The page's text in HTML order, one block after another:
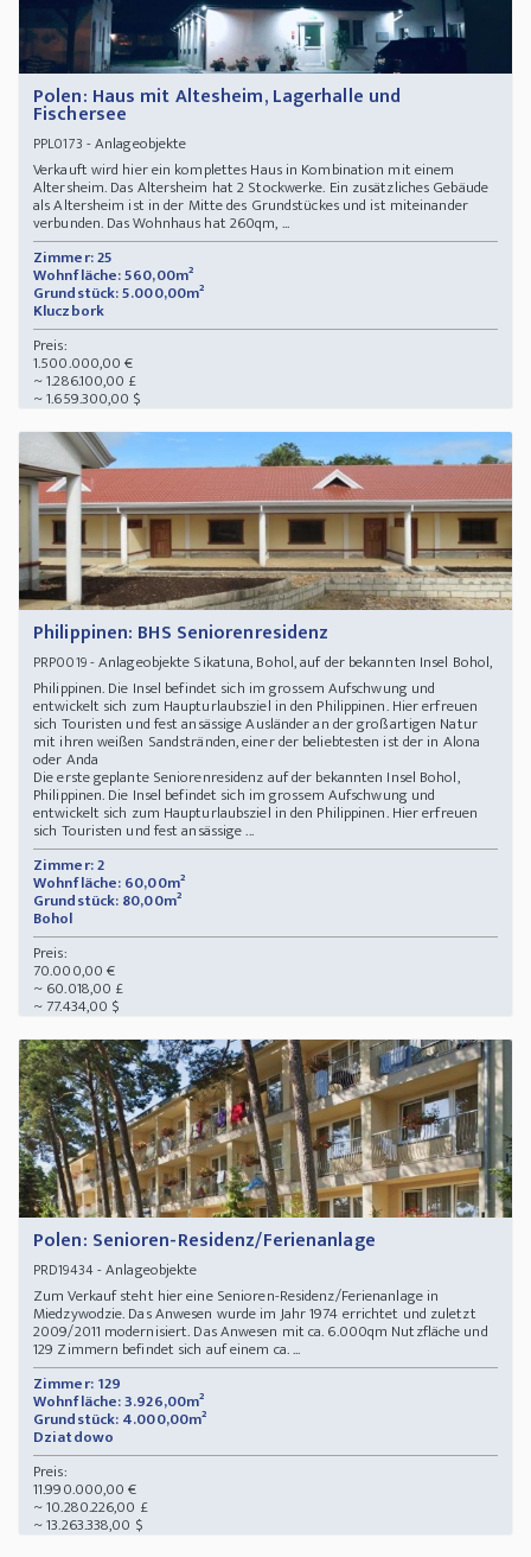
Polen: Haus mit Altesheim, Lagerhalle und
Fischersee
PPL0173 - Anlageobjekte
Verkauft wird hier ein komplettes Haus in Kombination mit einem
Altersheim. Das Altersheim hat 2 Stockwerke. Ein zusätzliches Gebäude
als Altersheim ist in der Mitte des Grundstückes und ist miteinander
verbunden. Das Wohnhaus hat 260qm, ...
Zimmer: 25
Wohnfläche: 560,00m²
Grundstück: 5.000,00m²
Kluczbork
Preis:
1.500.000,00 €
~ 1.286.100,00 £
~ 1.659.300,00 $
Philippinen: BHS Seniorenresidenz
PRP0019- Anlageobjekte Sikatuna, Bohol, auf der bekannten Insel Bohol,
Philippinen. Die Insel befindet sich im grossem Aufschwung und
entwickelt sich zum Haupturlaubsziel in den Philippinen. Hier erfreuen
sich Touristen und fest ansässige Ausländer an der großartigen Natur
mit ihren weißen Sandstränden, einer der beliebtesten ist der in Alona
oder Anda
Die erste geplante Seniorenresidenz auf der bekannten Insel Bohol,
Philippinen. Die Insel befindet sich im grossem Aufschwung und
entwickelt sich zum Haupturlaubsziel in den Philippinen. Hier erfreuen
sich Touristen und fest ansässige ...
Zimmer: 2
Wohnfläche: 60,00m²
Grundstück: 80,00m²
Bohol
Preis:
70.000,00 €
~ 60.018,00 £
~ 77.434,00 $
Polen: Senioren-Residenz/Ferienanlage
PRD19434- Anlageobjekte
Zum Verkauf steht hier eine Senioren-Residenz/Ferienanlage in
Miedzywodzie. Das Anwesen wurde im Jahr 1974 errichtet und zuletzt
2009/2011 modernisiert. Das Anwesen mit ca. 6.000qm Nutzfläche und
129 Zimmern befindet sich auf einem ca. ...
Zimmer: 129
Wohnfläche: 3.926,00m²
Grundstück: 4.000,00m²
Dziatdowo
Preis:
11.990.000,00 €
~ 10.280.226,00 £
~ 13.263.338,00 $